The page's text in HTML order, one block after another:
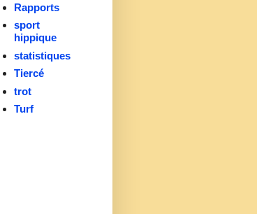
Rapports
sport
hippique
statistiques
Tiercé
trot
Turf